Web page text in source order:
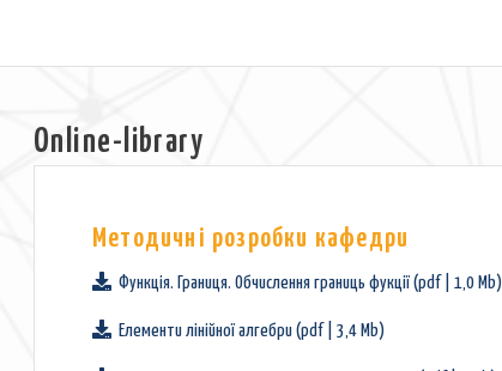
Online-library
Методичні розробки кафедри
Функція. Границя. Обчислення границь фукції (pdf | 1,0 Mb)
Елементи лінійної алгебри (pdf | 3,4 Mb)